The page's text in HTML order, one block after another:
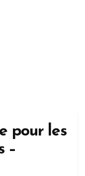
pour les
–